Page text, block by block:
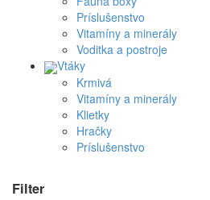
Príslušenstvo
Vitamíny a minerály
Voditka a postroje
Vtáky
Krmivá
Vitamíny a minerály
Klietky
Hračky
Príslušenstvo
Filter